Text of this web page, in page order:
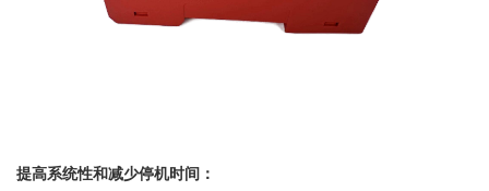
提高系统性和减少停机时间：